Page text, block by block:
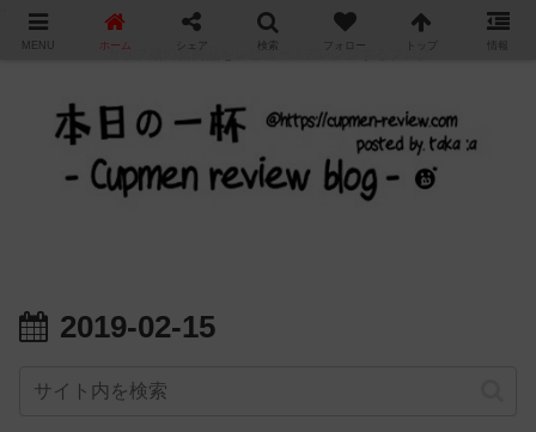
カップ麺の新商品をレビュー / アレンジするブログ
2019-02-15
MENU ホーム シェア 検索 フォロー トップ 情報